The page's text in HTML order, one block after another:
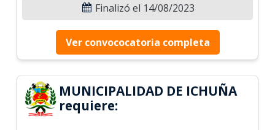
Finalizó el 14/08/2023
Ver convococatoria completa
MUNICIPALIDAD DE ICHUÑA
requiere: